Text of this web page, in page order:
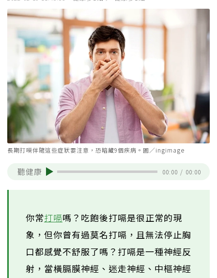
長期打嗝伴隨這些症狀要注意，恐暗藏9個疾病。圖／ingimage
聽健康 00:00 / 00:00
你常打嗝嗎？吃飽後打嗝是很正常的現
象，但你曾有過莫名打嗝，且無法停止胸
口都感覺不舒服了嗎？打嗝是一種神經反
射，當橫膈膜神經、迷走神經、中樞神經